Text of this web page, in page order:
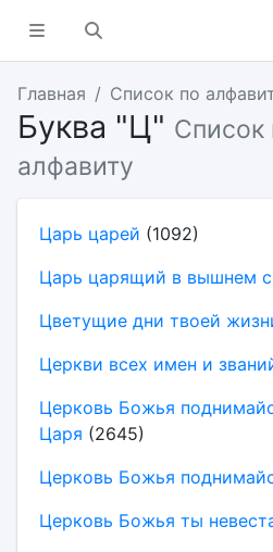
Главная Список по
Буква "Ц" Список
алфавиту
Царь царей (1092)
Царь царящий в вышнем
Цветущие дни твоей
Церкви всех имен и
Церковь Божья
Царя (2645)
Церковь Божья
Церковь Божья ты